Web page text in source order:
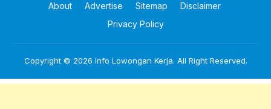
About Advertise Sitemap
Disclaimer
Privacy Policy
Copyright © 2026 Info Lowongan Kerja. All Right Reserved.